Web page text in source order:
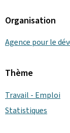
Organisation
Agence pour le
Thème
Travail - Emploi
Statistiques